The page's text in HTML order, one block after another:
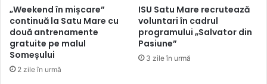
„Weekend în mișcare”
continuă la Satu Mare cu
două antrenamente
gratuite pe malul
Someșului
2 zile în urmă
ISU Satu Mare recrutează
voluntari în cadrul
programului „Salvator din
Pasiune”
3 zile în urmă